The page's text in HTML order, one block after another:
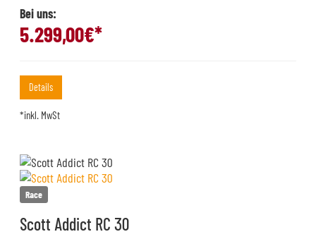
Bei uns:
5.299,00€*
Details
*inkl. MwSt
Race
Scott Addict RC 30